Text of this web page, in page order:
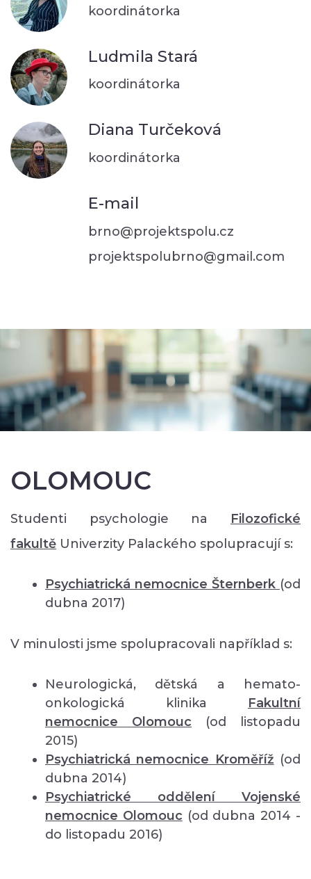
koordinátorka
Ludmila Stará
koordinátorka
Diana Turčeková
koordinátorka
E-mail
brno@projektspolu.cz
projektspolubrno@gmail.com
OLOMOUC
Studenti psychologie na Filozofické
faku ltě Univerzity Palackého spolupracují s:
Psychiatrická nemocnice Šternberk (od
dubna 2017)
V minulosti jsme spolupracovali například s:
Neurologická, dětská a hemato-
onkologická klinika Fakultní
nemocnice Olomouc (od listopadu
2015)
Psychiatrická nemocnice Kroměříž (od
dubna 2014)
Psychiatrické oddělení Vojenské
nemocnice Olomouc (od dubna 2014 -
do listopadu 2016)